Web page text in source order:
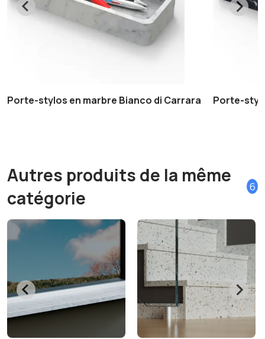
Porte-stylos en marbre Bianco di Carrara Porte-
Autres produits de la même
catégorie
6